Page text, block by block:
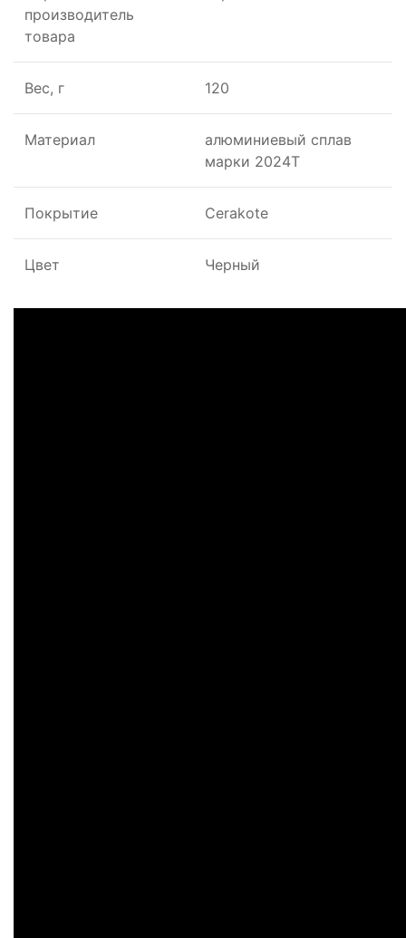
производитель
товара
Вес, г 120
Материал
алюминиевый сплав
марки 2024Т
Покрытие Cerakote
Цвет Черный